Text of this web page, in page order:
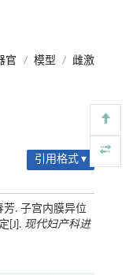
官 / 模型 / 雌激
引用格式 ▾
芳. 子宫内膜异位
[J]. 现代妇产科进